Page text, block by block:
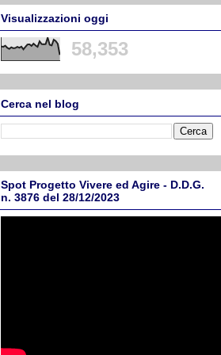
Visualizzazioni oggi
58,353
Cerca nel blog
Spot Progetto Vivere ed Agire - D.D.G.
n. 3876 del 28/12/2023